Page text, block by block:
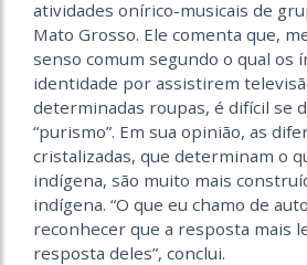
atividades onírico-musicais de
Mato Grosso. Ele comenta que,
senso comum segundo o qual os
identidade por assistirem
determinadas roupas, é difícil se
“purismo”. Em sua opinião, as
cristalizadas, que determinam o
indígena, são muito mais
indígena. “O que eu chamo de
reconhecer que a resposta mais
resposta deles”, conclui.